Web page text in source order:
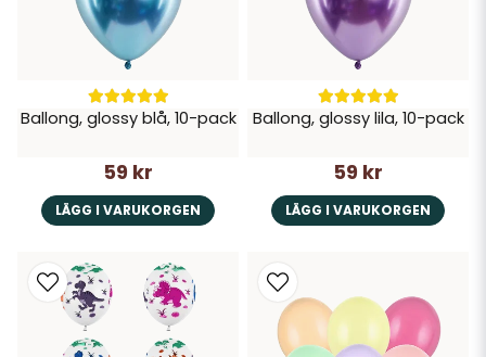
Ballong, glossy blå, 10-pack
59 kr
LÄGG I VARUKORGEN
Ballong, glossy lila, 10-pack
59 kr
LÄGG I VARUKORGEN